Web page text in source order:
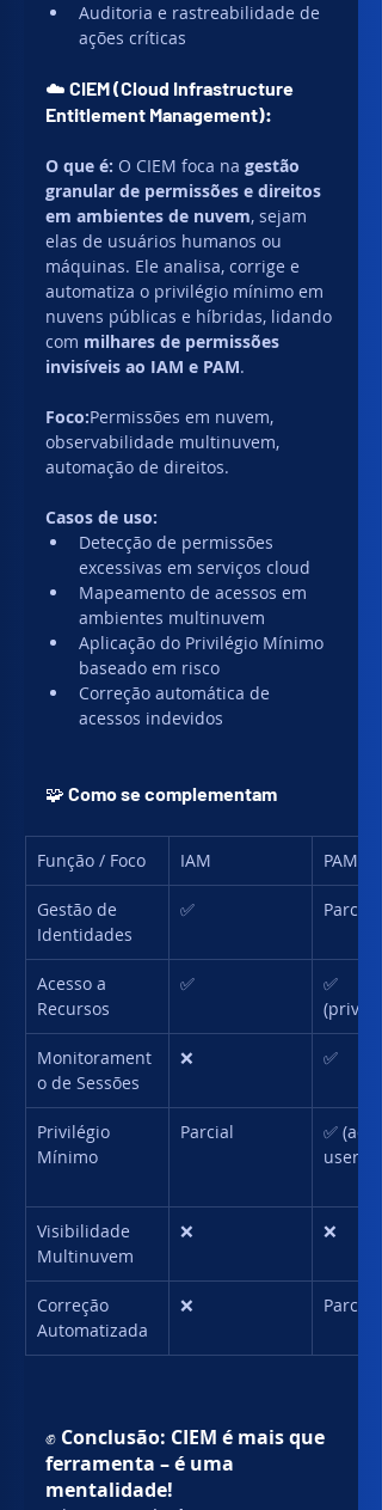
Auditoria e rastreabilidade de
ações críticas
☁️ CIEM (Cloud Infrastructure
Entitlement Management):
O que é: O CIEM foca na gestão
granular de permissões e direitos
em ambientes de nuvem, sejam
elas de usuários humanos ou
máquinas. Ele analisa, corrige e
automatiza o privilégio mínimo em
nuvens públicas e híbridas, lidando
com milhares de permissões
invisíveis ao IAM e PAM.
Foco:Permissões em nuvem,
observabilidade multinuvem,
automação de direitos.
Casos de uso:
Detecção de permissões
excessivas em serviços cloud
Mapeamento de acessos em
ambientes multinuvem
Aplicação do Privilégio Mínimo
baseado em risco
Correção automática de
acessos indevidos
🧩 Como se complementam
Função / Foco IAM PAM
Gestão de
Identidades
✅ Parcial
Acesso a
Recursos
✅
✅
Monitorament
o de Sessões
❌ ✅
Privilégio
Mínimo
Parcial
✅
users)
Visibilidade
Multinuvem
❌ ❌
Correção
Automatizada
❌ Parcial
✊ Conclusão: CIEM é mais que
ferramenta – é uma
mentalidade!